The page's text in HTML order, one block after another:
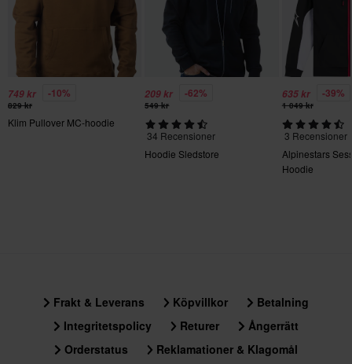
260 x 365 x 205 mm
290 x 390 x 190 mm
749 kr -10%
829 kr
Klim Pullover MC-hoodie
209 kr -62%
549 kr
34 Recensioner
Hoodie Sledstore
635 kr -39%
1 049 kr
3 Recensioner
Alpinestars
Hoodie
Frakt & Leverans Köpvillkor
Betalning
Integritetspolicy
Returer
Ångerrätt
Orderstatus
Reklamationer & Klagomål